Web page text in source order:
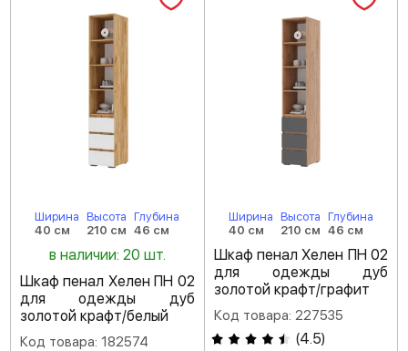
Ширина
40 см
Высота
210 см
Глубина
46 см
в наличии: 20 шт.
Шкаф пенал Хелен ПН 02
для одежды дуб
золотой крафт/белый
Код товара: 182574
Ширина
40 см
Высота
210 см
Глубина
46 см
Шкаф пенал Хелен ПН 02
для одежды дуб
золотой крафт/графит
Код товара: 227535
(4.5)